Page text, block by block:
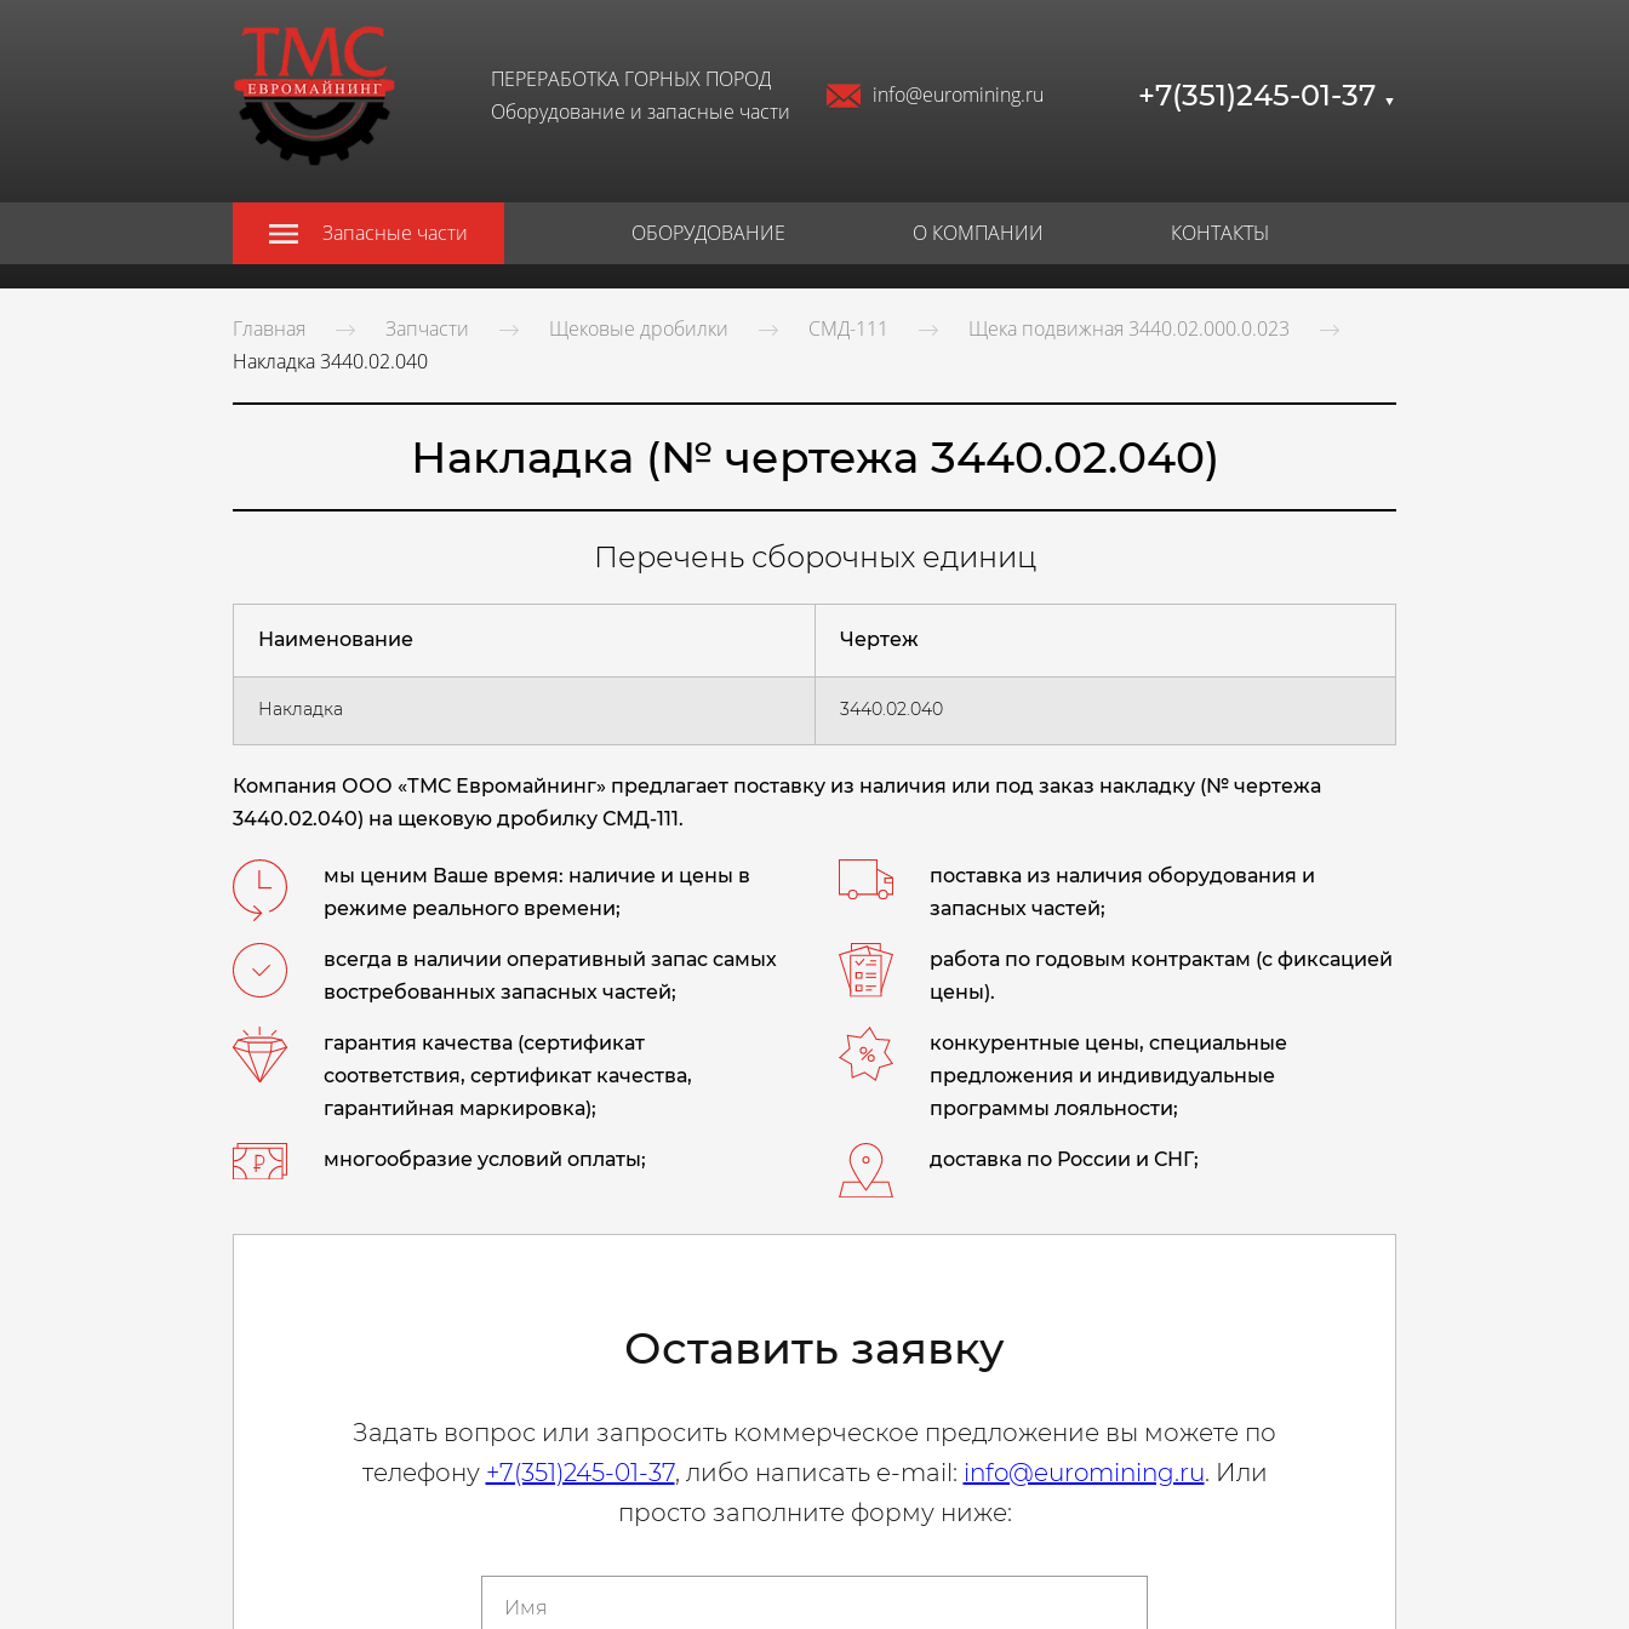
ПЕРЕРАБОТКА ГОРНЫХ ПОРОД
Оборудование и запасные части
info@euromining.ru +7(351)245-01-37 ▼
Запасные части ОБОРУДОВАНИЕ О КОМПАНИИ КОНТАКТЫ
Главная Запчасти Щековые дробилки СМД-111
Щека подвижная 3440.02.000.0.023
Накладка 3440.02.040
Накладка (№ чертежа 3440.02.040)
Перечень сборочных единиц
Наименование Чертеж
Накладка 3440.02.040
Компания ООО «ТМС Евромайнинг» предлагает поставку из наличия или под заказ накладку (№ чертежа
3440.02.040) на щековую дробилку СМД-111.
мы ценим Ваше время: наличие и цены в
режиме реального времени;
поставка из наличия оборудования и
запасных частей;
всегда в наличии оперативный запас самых
востребованных запасных частей;
работа по годовым контрактам (с фиксацией
цены).
гарантия качества (сертификат
соответствия, сертификат качества,
гарантийная маркировка);
конкурентные цены, специальные
предложения и индивидуальные
программы лояльности;
многообразие условий оплаты; доставка по России и СНГ;
Оставить заявку
Задать вопрос или запросить коммерческое предложение вы можете по
телефону +7(351)245-01-37, либо написать e-mail: info@euromining.ru. Или
просто заполните форму ниже: